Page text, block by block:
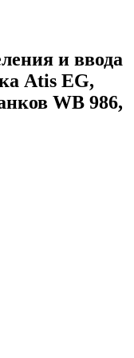
и ввода
Atis EG,
WB 986,